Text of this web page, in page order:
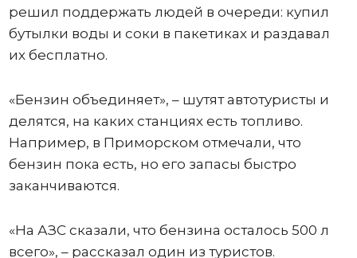
решил поддержать людей в очереди: купил
бутылки воды и соки в пакетиках и раздавал
их бесплатно.
«Бензин объединяет», – шутят автотуристы и
делятся, на каких станциях есть топливо.
Например, в Приморском отмечали, что
бензин пока есть, но его запасы быстро
заканчиваются.
«На АЗС сказали, что бензина осталось 500 л
всего», – рассказал один из туристов.